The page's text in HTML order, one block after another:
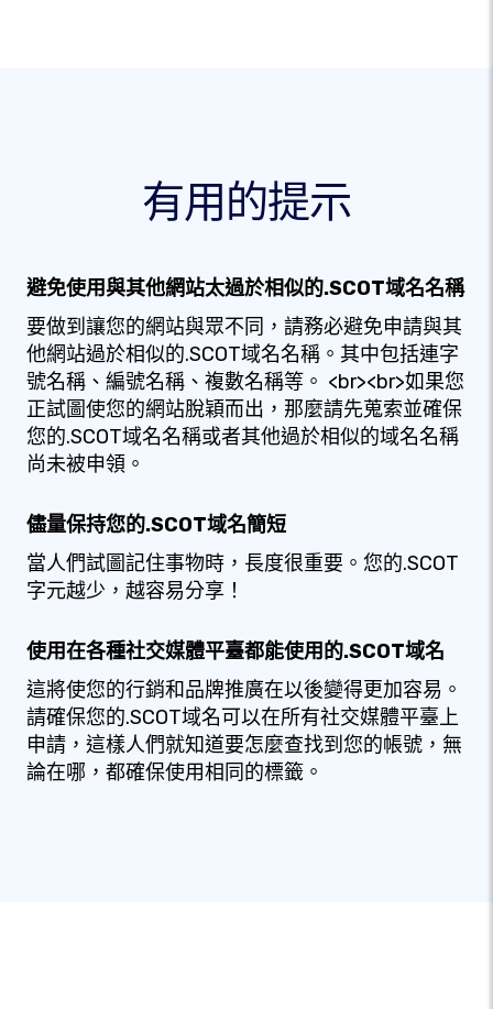
有用的提示
避免使用與其他網站太過於相似的.SCOT域名名稱
要做到讓您的網站與眾不同，請務必避免申請與其
他網站過於相似的.SCOT域名名稱。其中包括連字
號名稱、編號名稱、複數名稱等。 <br><br>如果您
正試圖使您的網站脫穎而出，那麼請先蒐索並確保
您的.SCOT域名名稱或者其他過於相似的域名名稱
尚未被申領。
儘量保持您的.SCOT域名簡短
當人們試圖記住事物時，長度很重要。您的.SCOT
字元越少，越容易分享！
使用在各種社交媒體平臺都能使用的.SCOT域名
這將使您的行銷和品牌推廣在以後變得更加容易。
請確保您的.SCOT域名可以在所有社交媒體平臺上
申請，這樣人們就知道要怎麼查找到您的帳號，無
論在哪，都確保使用相同的標籤。